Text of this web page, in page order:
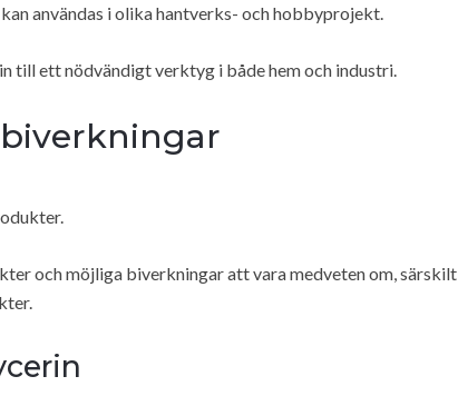
användas i olika hantverks- och hobbyprojekt.
till ett nödvändigt verktyg i både hem och industri.
och möjliga biverkningar att vara medveten om, särskilt